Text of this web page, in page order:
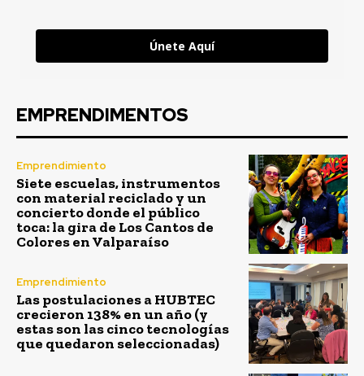
Únete Aquí
EMPRENDIMENTOS
Emprendimiento
Siete escuelas, instrumentos
con material reciclado y un
concierto donde el público
toca: la gira de Los Cantos de
Colores en Valparaíso
Emprendimiento
Las postulaciones a HUBTEC
crecieron 138% en un año (y
estas son las cinco tecnologías
que quedaron seleccionadas)